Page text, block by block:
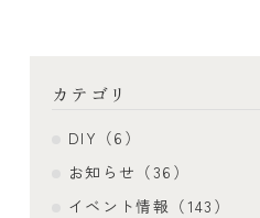
カテゴリ
DIY（6）
お知らせ（36）
イベント情報（143）